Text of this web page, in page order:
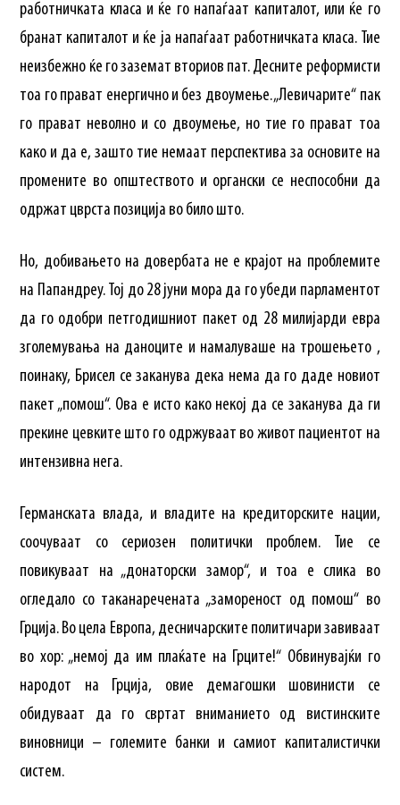
работничката класа и ќе го напаѓаат капиталот, или ќе го
бранат капиталот и ќе ја напаѓаат работничката класа. Тие
неизбежно ќе го заземат вториов пат. Десните реформисти
тоа го прават енергично и без двоумење. „Левичарите“ пак
го прават неволно и со двоумење, но тие го прават тоа
како и да е, зашто тие немаат перспектива за основите на
промените во општеството и органски се неспособни да
одржат цврста позиција во било што.
Но, добивањето на довербата не е крајот на проблемите
на Папандреу. Тој до 28 јуни мора да го убеди парламентот
да го одобри петгодишниот пакет од 28 милијарди евра
зголемувања на даноците и намалуваше на трошењето ,
поинаку, Брисел се заканува дека нема да го даде новиот
пакет „помош“. Ова е исто како некој да се заканува да ги
прекине цевките што го одржуваат во живот пациентот на
интензивна нега.
Германската влада, и владите на кредиторските нации,
соочуваат со сериозен политички проблем. Тие се
повикуваат на „донаторски замор“, и тоа е слика во
огледало со таканаречената „замореност од помош“ во
Грција. Во цела Европа, десничарските политичари завиваат
во хор: „немој да им плаќате на Грците!“ Обвинувајќи го
народот на Грција, овие демагошки шовинисти се
обидуваат да го свртат вниманието од вистинските
виновници – големите банки и самиот капиталистички
систем.